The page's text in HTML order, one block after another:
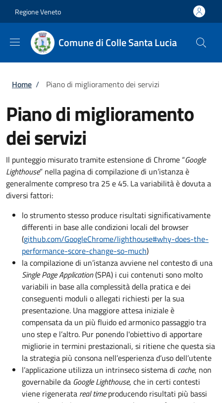
Regione Veneto
Comune di Colle Santa Lucia
Briciole di pane
Home / Piano di miglioramento dei servizi
Piano di miglioramento
dei servizi
Il punteggio misurato tramite estensione di Chrome “Google
Lighthouse” nella pagina di compilazione di un’istanza è
generalmente compreso tra 25 e 45. La variabilità è dovuta a
diversi fattori:
lo strumento stesso produce risultati significativamente
differenti in base alle condizioni locali del browser
(github.com/GoogleChrome/lighthouse#why-does-the-
performance-score-change-so-much)
la compilazione di un’istanza avviene nel contesto di una
Single Page Application(SPA) i cui contenuti sono molto
variabili in base alla complessità della pratica e dei
conseguenti moduli o allegati richiesti per la sua
presentazione. Una maggiore attesa iniziale è
compensata da un più fluido ed armonico passaggio tra
uno step e l’altro. Pur ponendo l'obiettivo di apportare
migliorie in termini prestazionali, si ritiene che questa sia
la strategia più consona nell’esperienza d’uso dell’utente
l’applicazione utilizza un intrinseco sistema di cache, non
governabile da Google Lighthouse, che in certi contesti
viene rigenerata real timeproducendo risultati più bassi